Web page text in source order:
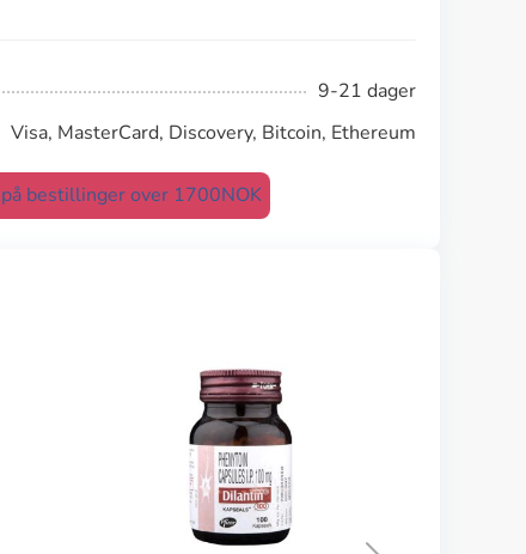
9-21 dager
Visa, MasterCard, Discovery, Bitcoin, Ethereum
bestillinger over 1700NOK
Strattera